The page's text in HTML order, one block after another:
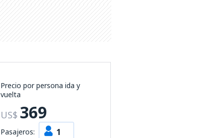
Precio por persona ida y
vuelta
US$ 369
Pasajeros: 1